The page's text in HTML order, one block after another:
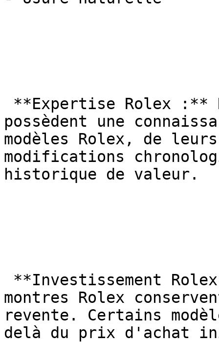
possèdent une
modèles Rolex, de
modifications
historique de valeur.
montres Rolex
revente. Certains
delà du prix d'achat